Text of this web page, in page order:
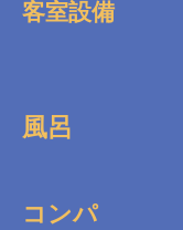
客室設備
風呂
コンパ